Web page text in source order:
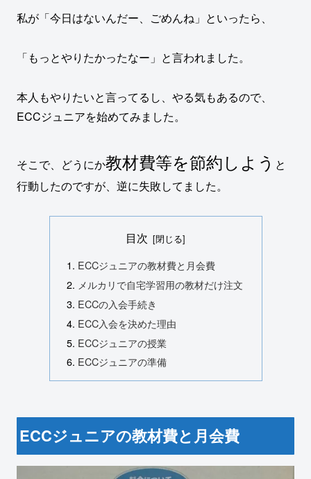
私が「今日はないんだー、ごめんね」といったら、
「もっとやりたかったなー」と言われました。
本人もやりたいと言ってるし、やる気もあるので、
ECCジュニアを始めてみました。
そこで、どうにか教材費等を節約しよう と
行動したのですが、逆に失敗してました。
目次
ECCジュニアの教材費と月会費
メルカリで自宅学習用の教材だけ注文
ECCの入会手続き
ECC入会を決めた理由
ECCジュニアの授業
ECCジュニアの準備
ECCジュニアの教材費と月会費